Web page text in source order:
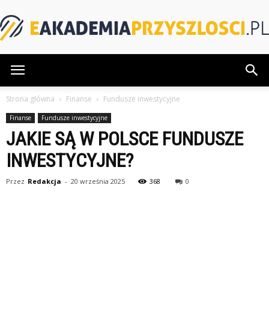
Strona główna Finanse Fundusze inwestycyjne
Finanse Fundusze inwestycyjne
JAKIE SĄ W POLSCE FUNDUSZE
INWESTYCYJNE?
Przez Redakcja - 20 września 2025 368 0